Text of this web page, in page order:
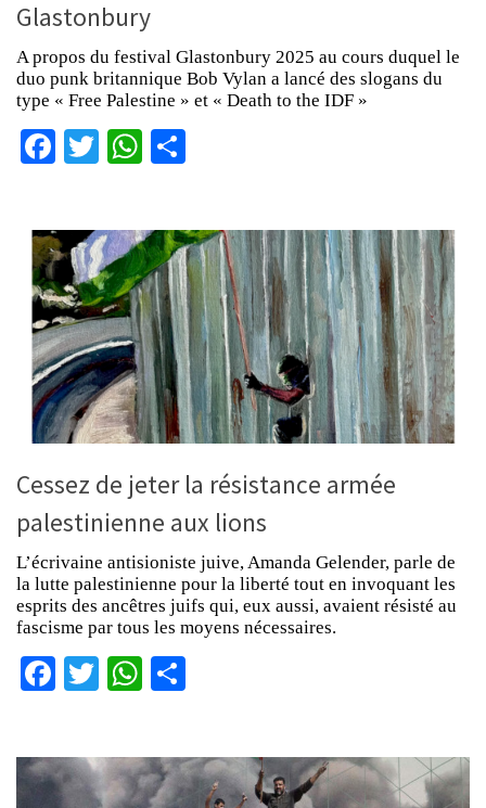
Glastonbury
A propos du festival Glastonbury 2025 au cours duquel le
duo punk britannique Bob Vylan a lancé des slogans du
type « Free Palestine » et « Death to the IDF »
Facebook
TwitterWhatsApp
Cessez de jeter la résistance armée
palestinienne aux lions
L’écrivaine antisioniste juive, Amanda Gelender, parle de
la lutte palestinienne pour la liberté tout en invoquant les
esprits des ancêtres juifs qui, eux aussi, avaient résisté au
fascisme par tous les moyens nécessaires.
Facebook
TwitterWhatsApp